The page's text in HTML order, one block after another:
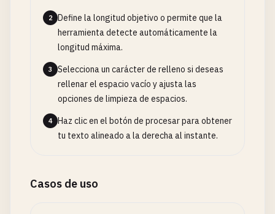
2
Define la longitud objetivo o permite que la
herramienta detecte automáticamente la
longitud máxima.
3
Selecciona un carácter de relleno si deseas
rellenar el espacio vacío y ajusta las
opciones de limpieza de espacios.
4
Haz clic en el botón de procesar para obtener
tu texto alineado a la derecha al instante.
Casos de uso